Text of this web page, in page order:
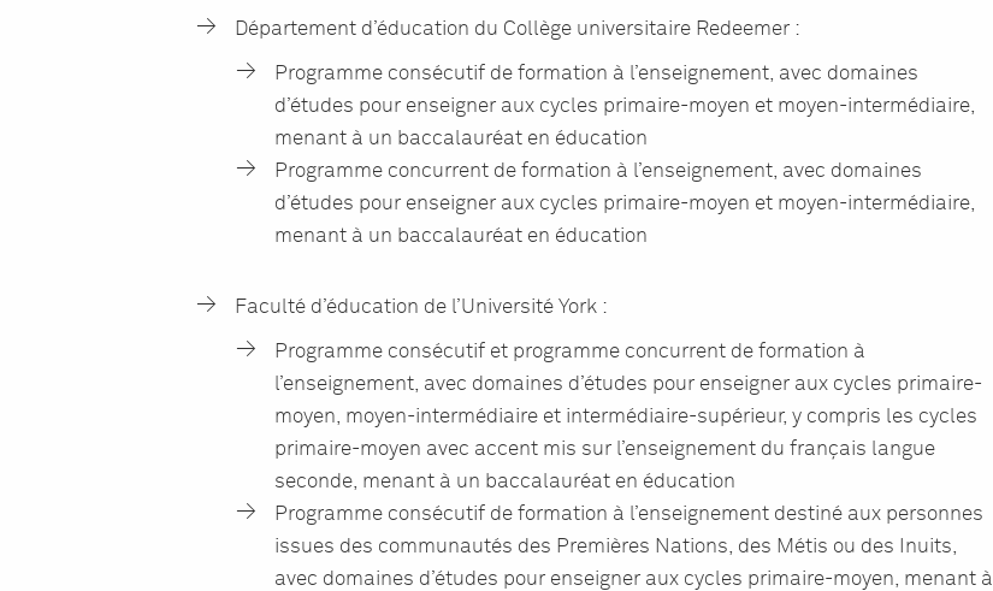
Département d’éducation du Collège universitaire Redeemer :
Programme consécutif de formation à l’enseignement, avec domaines
d’études pour enseigner aux cycles primaire-moyen et moyen-intermédiaire,
menant à un baccalauréat en éducation
Programme concurrent de formation à l’enseignement, avec domaines
d’études pour enseigner aux cycles primaire-moyen et moyen-intermédiaire,
menant à un baccalauréat en éducation
Faculté d’éducation de l’Université York :
Programme consécutif et programme concurrent de formation à
l’enseignement, avec domaines d’études pour enseigner aux cycles primaire-
moyen, moyen-intermédiaire et intermédiaire-supérieur, y compris les cycles
primaire-moyen avec accent mis sur l’enseignement du français langue
seconde, menant à un baccalauréat en éducation
Programme consécutif de formation à l’enseignement destiné aux personnes
issues des communautés des Premières Nations, des Métis ou des Inuits,
avec domaines d’études pour enseigner aux cycles primaire-moyen, menant à